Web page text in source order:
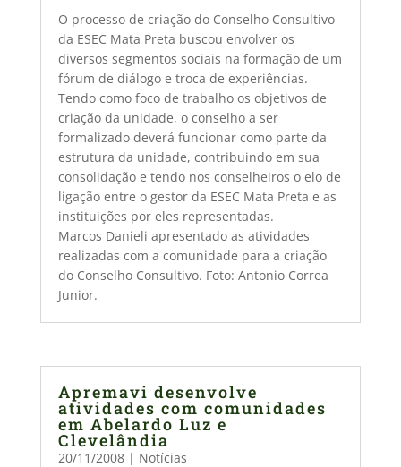
O processo de criação do Conselho Consultivo
da ESEC Mata Preta buscou envolver os
diversos segmentos sociais na formação de um
fórum de diálogo e troca de experiências.
Tendo como foco de trabalho os objetivos de
criação da unidade, o conselho a ser
formalizado deverá funcionar como parte da
estrutura da unidade, contribuindo em sua
consolidação e tendo nos conselheiros o elo de
ligação entre o gestor da ESEC Mata Preta e as
instituições por eles representadas.
Marcos Danieli apresentado as atividades
realizadas com a comunidade para a criação
do Conselho Consultivo. Foto: Antonio Correa
Junior.
Apremavi desenvolve
atividades com comunidades
em Abelardo Luz e
Clevelândia
20/11/2008| Notícias